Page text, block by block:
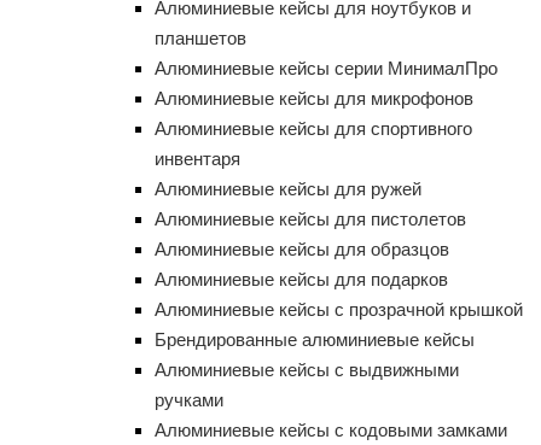
Алюминиевые кейсы для ноутбуков и
планшетов
Алюминиевые кейсы серии МинималПро
Алюминиевые кейсы для микрофонов
Алюминиевые кейсы для спортивного
инвентаря
Алюминиевые кейсы для ружей
Алюминиевые кейсы для пистолетов
Алюминиевые кейсы для образцов
Алюминиевые кейсы для подарков
Алюминиевые кейсы с прозрачной крышкой
Брендированные алюминиевые кейсы
Алюминиевые кейсы с выдвижными
ручками
Алюминиевые кейсы с кодовыми замками